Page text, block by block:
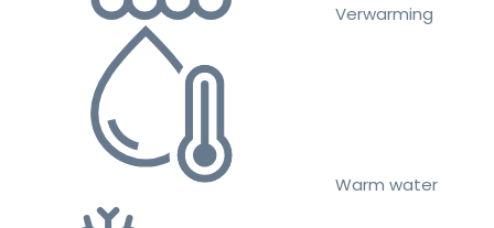
Verwarming
Warm water